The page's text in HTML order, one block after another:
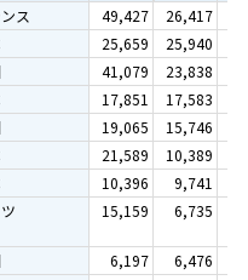
ス 49,427 26,417
25,659 25,940
41,079 23,838
17,851 17,583
19,065 15,746
21,589 10,389
10,396 9,741
15,159 6,735
6,197 6,476